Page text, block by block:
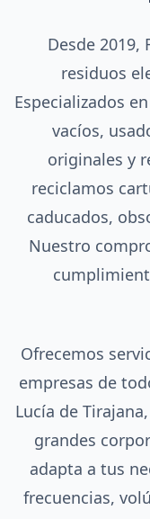
Desde 2019,
residuos
Especializados
vacíos,
originales y
reciclamos
caducados,
Nuestro
Ofrecemos
empresas de
Lucía de
grandes
adapta a tus
frecuencias,